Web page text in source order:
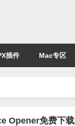
插件 Mac专区
Opener免费下载